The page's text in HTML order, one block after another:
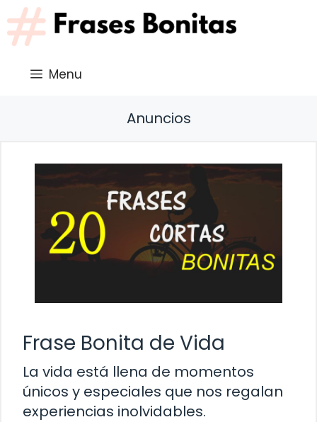
Saltar
al
contenido
Menu
Anuncios
Frase Bonita de Vida
La vida está llena de momentos
únicos y especiales que nos regalan
experiencias inolvidables.